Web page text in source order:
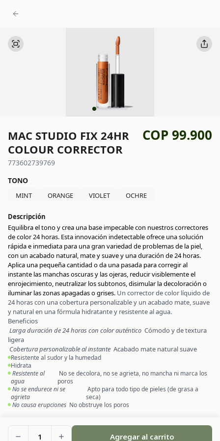
MAC STUDIO FIX 24HR
COLOUR CORRECTOR
COP 99.900
773602739769
TONO
MINT ORANGE VIOLET OCHRE
Descripción
Equilibra el tono y crea una base impecable con nuestros correctores
de color 24 horas. Esta innovación indetectable ofrece una solución
rápida e inmediata para una gran variedad de problemas de la piel,
con un acabado natural, mate y suave y una duración de 24 horas.
Aplica una pequeña cantidad o da una pasada para corregir al
instante las manchas oscuras y las ojeras, reducir visiblemente el
enrojecimiento, neutralizar los subtonos, disimular la decoloración o
iluminar las zonas apagadas o grises. Un corrector de color líquido de
24 horas con una cobertura personalizable y un acabado mate, suave
y natural en una fórmula hidratante y resistente al agua.
Beneficios
Larga duración de 24 horas con color auténtico Cómodo y de textura
ligera
Cobertura personalizable al instante Acabado mate natural suave
Resistente al sudor y la humedad
Hidrata
Resistente al
agua
No se decolora, no se agrieta, no mancha ni marca los
poros
No se endurece ni se
agrieta
Apto para todo tipo de pieles (de grasa a
seca)
No causa erupciones No obstruye los poros
1 Agregar al carrito